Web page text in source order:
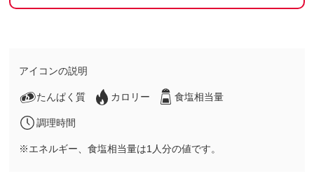
アイコンの説明
たんぱく質 カロリー 食塩相当量
調理時間
※エネルギー、食塩相当量は1人分の値です。